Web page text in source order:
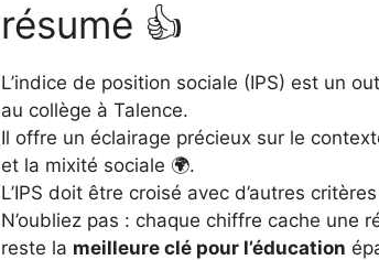
👍
L’indice de position sociale (IPS) est un
au collège à Talence.
Il offre un éclairage précieux sur le
et la mixité sociale 🌍.
L’IPS doit être croisé avec d’autres
N’oubliez pas : chaque chiffre cache une
reste la meilleure clé pour l’éducation